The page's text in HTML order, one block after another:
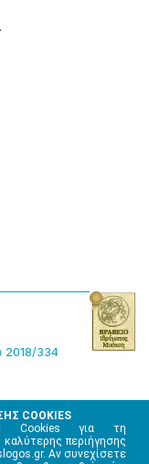
COOKIES
Cookies για τη
περιήγησης
Αν συνεχίσετε
2018/334
220242